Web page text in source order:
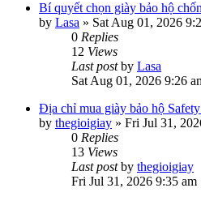
Bí quyết chọn giày bảo hộ
by Lasa » Sat Aug 01, 2026
0 Replies
12 Views
Last postby Lasa
Sat Aug 01, 2026 9:26
Địa chỉ mua giày bảo hộ
by thegioigiay » Fri Jul 31,
0 Replies
13 Views
Last postby thegioigiay
Fri Jul 31, 2026 9:35 am